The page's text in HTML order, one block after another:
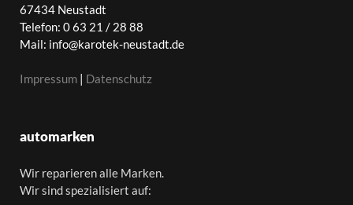
67434 Neustadt
Telefon: 0 63 21 / 28 88
Mail: info@karotek-neustadt.de
Impressum | Datenschutz
automarken
Wir reparieren alle Marken.
Wir sind spezialisiert auf: